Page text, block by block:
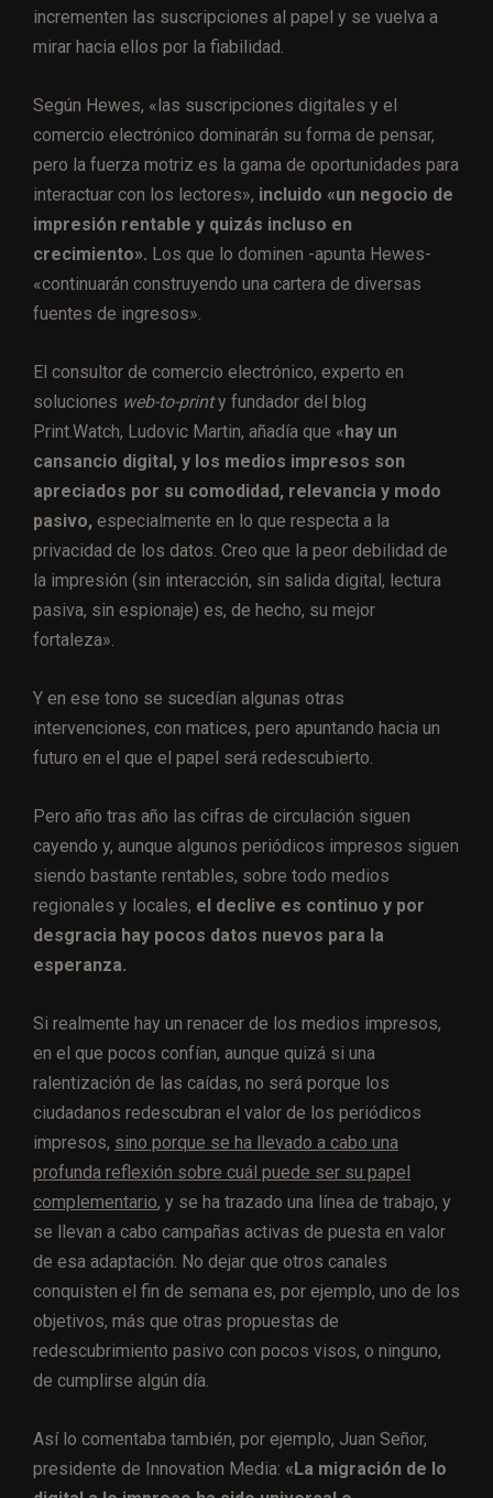
incrementen las suscripciones al papel y se vuelva a
mirar hacia ellos por la fiabilidad.
Según Hewes, «las suscripciones digitales y el
comercio electrónico dominarán su forma de pensar,
pero la fuerza motriz es la gama de oportunidades para
interactuar con los lectores», incluido «un negocio de
impresión rentable y quizás incluso en
crecimiento». Los que lo dominen -apunta Hewes-
«continuarán construyendo una cartera de diversas
fuentes de ingresos».
El consultor de comercio electrónico, experto en
soluciones web-to-printy fundador del blog
Print.Watch, Ludovic Martin, añadía que « hay un
cansancio digital, y los medios impresos son
apreciados por su comodidad, relevancia y modo
pasivo, especialmente en lo que respecta a la
privacidad de los datos. Creo que la peor debilidad de
la impresión (sin interacción, sin salida digital, lectura
pasiva, sin espionaje) es, de hecho, su mejor
fortaleza».
Y en ese tono se sucedían algunas otras
intervenciones, con matices, pero apuntando hacia un
futuro en el que el papel será redescubierto.
Pero año tras año las cifras de circulación siguen
cayendo y, aunque algunos periódicos impresos siguen
siendo bastante rentables, sobre todo medios
regionales y locales, el declive es continuo y por
desgracia hay pocos datos nuevos para la
esperanza.
Si realmente hay un renacer de los medios impresos,
en el que pocos confían, aunque quizá si una
ralentización de las caídas, no será porque los
ciudadanos redescubran el valor de los periódicos
impresos, sino porque se ha llevado a cabo una
profunda reflexión sobre cuál puede ser su papel
complementario, y se ha trazado una línea de trabajo, y
se llevan a cabo campañas activas de puesta en valor
de esa adaptación. No dejar que otros canales
conquisten el fin de semana es, por ejemplo, uno de los
objetivos, más que otras propuestas de
redescubrimiento pasivo con pocos visos, o ninguno,
de cumplirse algún día.
Así lo comentaba también, por ejemplo, Juan Señor,
presidente de Innovation Media: «La migración de lo